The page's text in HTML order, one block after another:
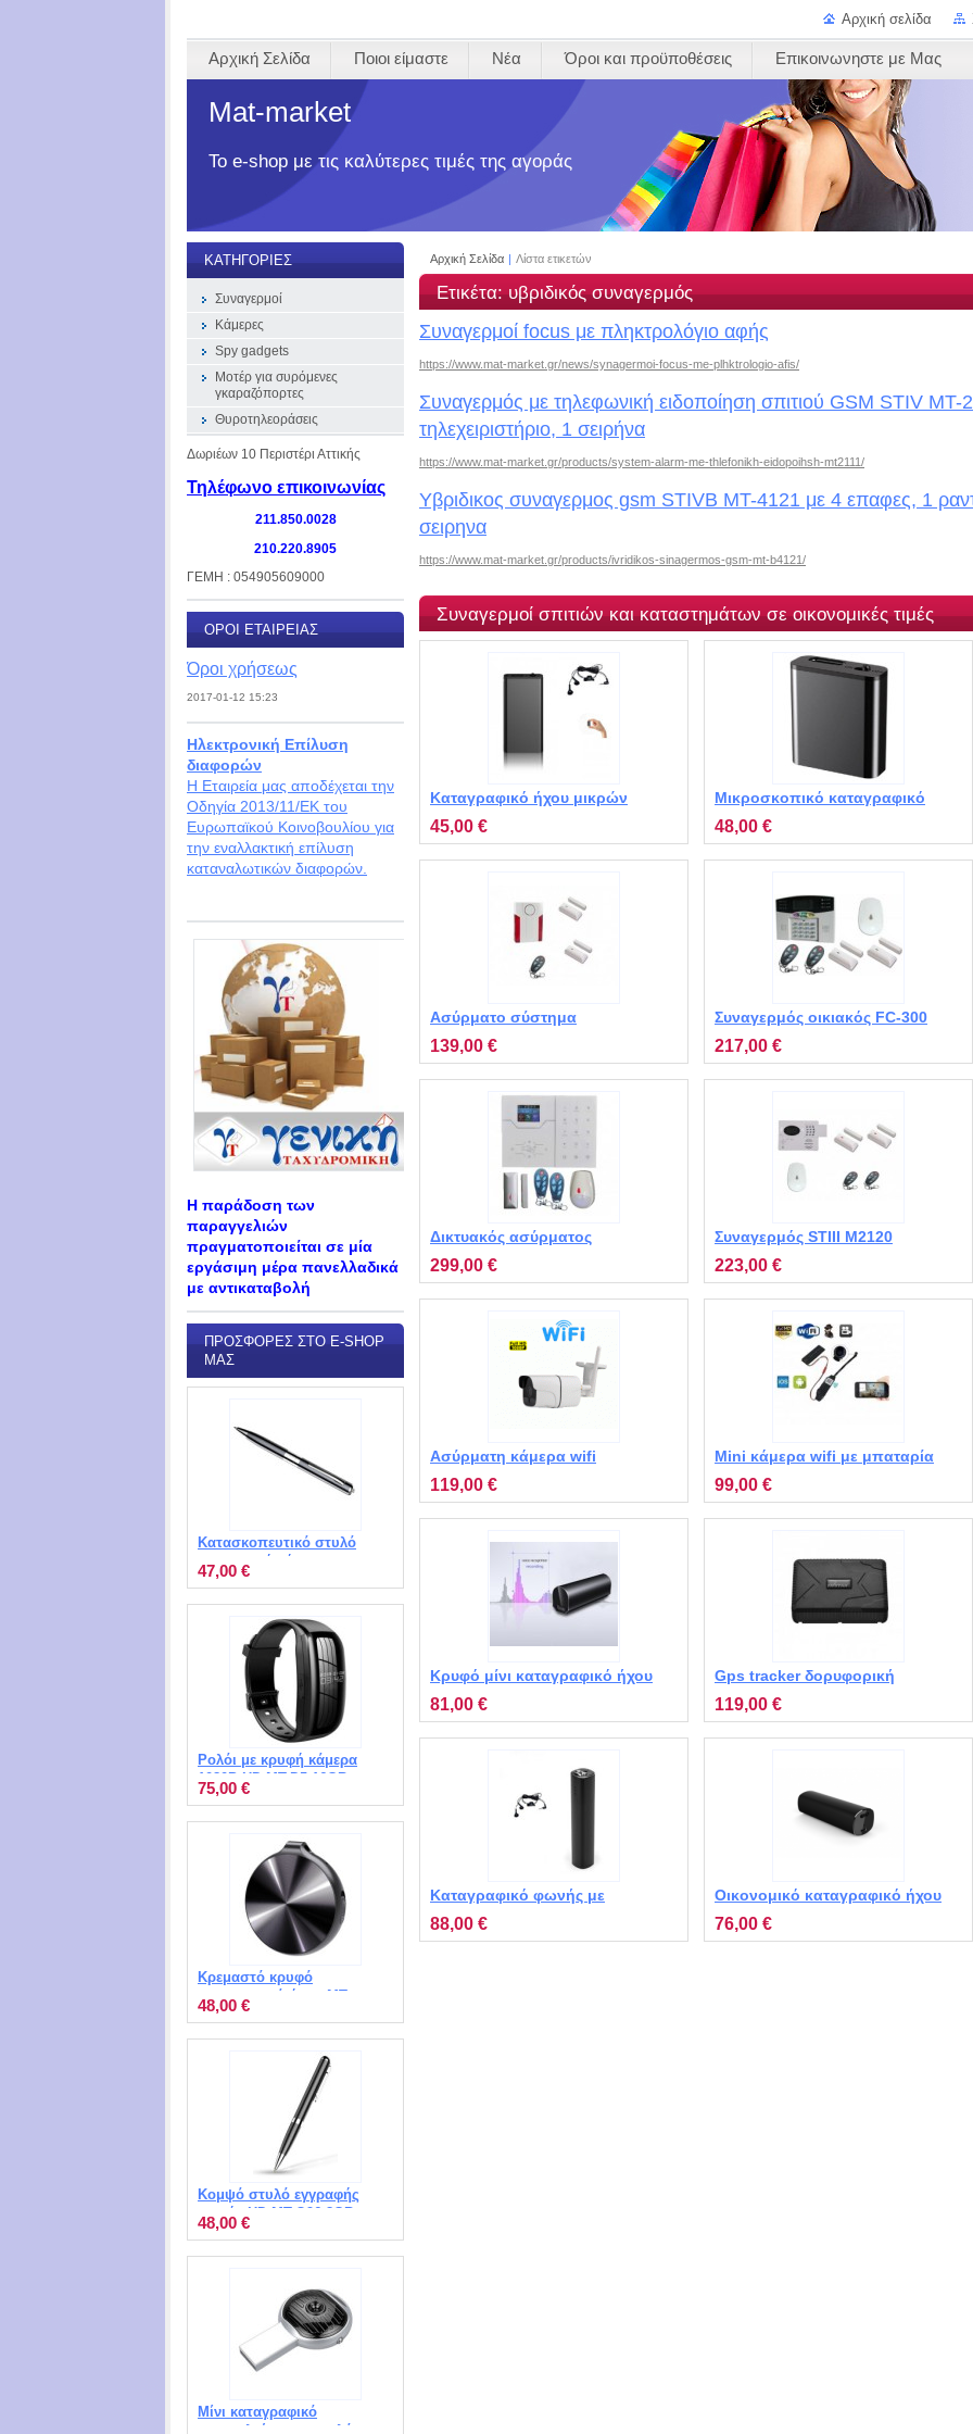
Αρχική σελίδα
Αρχική Σελίδα Ποιοι είμαστε Νέα Όροι και προϋποθέσεις Επικοινωνηστε με Μας
Mat-market
Το e-shop με τις καλύτερες τιμές της αγοράς
Αρχική Σελίδα | Λίστα ετικετών
Ετικέτα: υβριδικός συναγερμός
Συναγερμοί focus με πληκτρολόγιο αφής
https://www.mat-market.gr/news/synagermoi-focus-me-plhktrologio-afis/
Συναγερμός με τηλεφωνική ειδοποίηση σπιτιού GSM STIV
τηλεχειριστήριο, 1 σειρήνα
https://www.mat-market.gr/products/system-alarm-me-thlefonikh-eidopoihsh-mt2111/
Υβριδικος συναγερμος gsm STIVB MT-4121 με 4 επαφες, 1
σειρηνα
https://www.mat-market.gr/products/ivridikos-sinagermos-gsm-mt-b4121/
Συναγερμοί σπιτιών και καταστημάτων σε οικονομικές τιμές
Καταγραφικό ήχου μικρών
διαστάσεων με ακουστικά MT-
45,00 €
Μικροσκοπικό καταγραφικό
συνομιλιών MT-Q8
48,00 €
Ασύρματο σύστημα
συναγερμού σπιτιού MD-334R
M2010
139,00 €
Συναγερμός οικιακός FC-300
MT-2120 με 2 επαφές, 1 ραντάρ,
2 χειριστήρια
217,00 €
Δικτυακός ασύρματος
συναγερμός με WiFi VGT MT-
1120
299,00 €
Συναγερμός STIII M2120
ασύρματος και ενσύρματος με
τηλεειδοποίηση
223,00 €
Ασύρματη κάμερα wifi
εξωτερικού χώρου MT-WS200
119,00 €
Mini κάμερα wifi με μπαταρία
ΜΤΝΕΙΑ6
99,00 €
Κρυφό μίνι καταγραφικό ήχου
μεγάλης διάρκειας MT-Q73
81,00 €
Gps tracker δορυφορική
συσκευή εντοπισμού με
δυνατότητα ακρόασης του
χώρου MT-TK915
119,00 €
Καταγραφικό φωνής με
μαγνήτη και μεγάλη διάρκεια
καταγραφής MT-Q500
88,00 €
Οικονομικό καταγραφικό ήχου
μεγάλης διάρκειας MT-Q52
76,00 €
ΚΑΤΗΓΟΡΊΕΣ
Συναγερμοί
Κάμερες
Spy gadgets
Μοτέρ για συρόμενες
γκαραζόπορτες
Θυροτηλεοράσεις
Δωριέων 10 Περιστέρι Αττικής
Τηλέφωνο επικοινωνίας
211.850.0028
210.220.8905
ΓΕΜΗ : 054905609000
ΌΡΟΙ ΕΤΑΙΡΕΊΑΣ
Όροι χρήσεως
2017-01-12 15:23
Ηλεκτρονική Επίλυση
διαφορών
Η Εταιρεία μας αποδέχεται την
Οδηγία 2013/11/ΕΚ του
Ευρωπαϊκού Κοινοβουλίου για
την εναλλακτική επίλυση
καταναλωτικών διαφορών.
Η παράδοση των
παραγγελιών
πραγματοποιείται σε μία
εργάσιμη μέρα πανελλαδικά
με αντικαταβολή
ΠΡΟΣΦΟΡΈΣ ΣΤΟ E-SHOP
ΜΑΣ
Κατασκοπευτικό στυλό
καταγραφής ήχου με
μνήμη 8GB και MP3
47,00 €
Ρολόι με κρυφή κάμερα
1080P HD MT-D5 16GB
75,00 €
Κρεμαστό κρυφό
καταγραφικό ήχου MT-
Q39 8GB
48,00 €
Κομψό στυλό εγγραφής
φωνής HD MT-Q96 8GB
48,00 €
Μίνι καταγραφικό